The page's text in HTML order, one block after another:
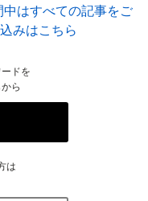
はすべての記事をご
みはこちら
ドを
ら
は